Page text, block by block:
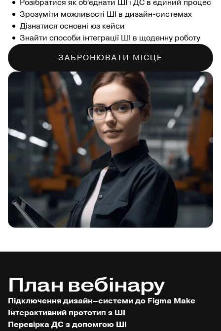
Розібратися як обʼєднати ШІ і ДС в єдиний процес
Зрозуміти можливості ШІ в дизайн-системах
Дізнатися основні юз кейси
Знайти способи інтеграції ШІ в щоденну роботу
ЗАБРОНЮВАТИ МІСЦЕ
План вебінару
Підключення дизайн–системи до Figma Make
Інтерактивний прототип з ШІ
Перевірка ДС з допомгою ШІ